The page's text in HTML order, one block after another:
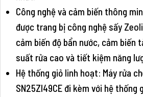
Công nghệ và cảm biến thông
được trang bị công nghệ sấy
cảm biến độ bẩn nước, cảm biến
suất rửa cao và tiết kiệm năng
Hệ thống giỏ linh hoạt: Máy rửa
SN25ZI49CE đi kèm với hệ